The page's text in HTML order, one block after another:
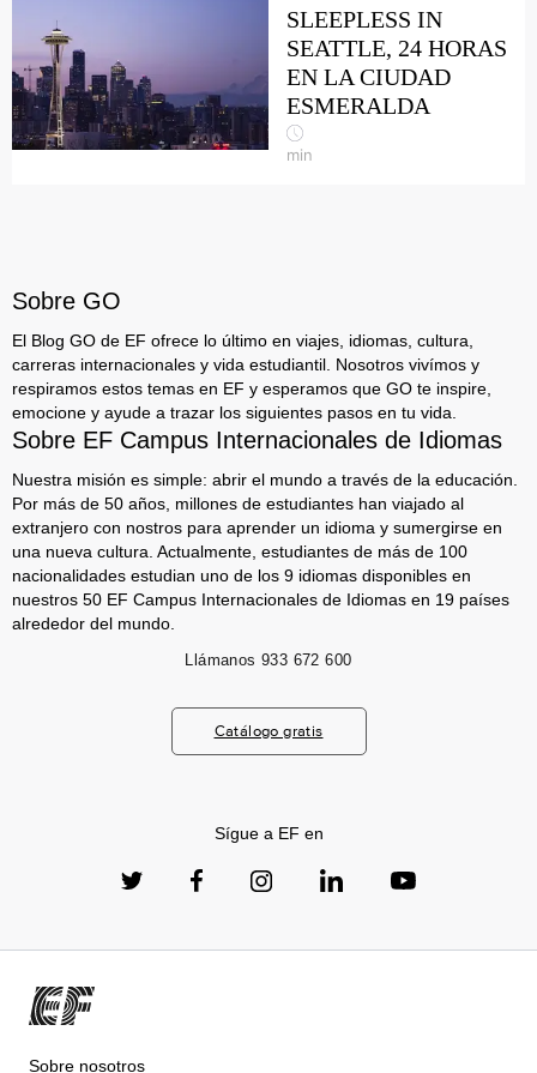
SLEEPLESS IN
SEATTLE, 24 HORAS
EN LA CIUDAD
ESMERALDA
min
Sobre GO
El Blog GO de EF ofrece lo último en viajes, idiomas, cultura,
carreras internacionales y vida estudiantil. Nosotros vivímos y
respiramos estos temas en EF y esperamos que GO te inspire,
emocione y ayude a trazar los siguientes pasos en tu vida.
Sobre EF Campus Internacionales de Idiomas
Nuestra misión es simple: abrir el mundo a través de la educación.
Por más de 50 años, millones de estudiantes han viajado al
extranjero con nostros para aprender un idioma y sumergirse en
una nueva cultura. Actualmente, estudiantes de más de 100
nacionalidades estudian uno de los 9 idiomas disponibles en
nuestros 50 EF Campus Internacionales de Idiomas en 19 países
alrededor del mundo.
Llámanos 933 672 600
Catálogo gratis
Sígue a EF en
Sobre nosotros